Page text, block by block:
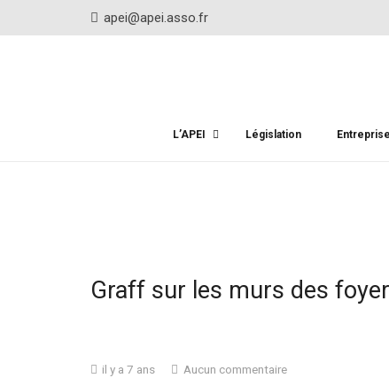
apei@apei.asso.fr
L’APEI Législation
Graff sur les murs des
il y a 7 ans Aucun commentaire